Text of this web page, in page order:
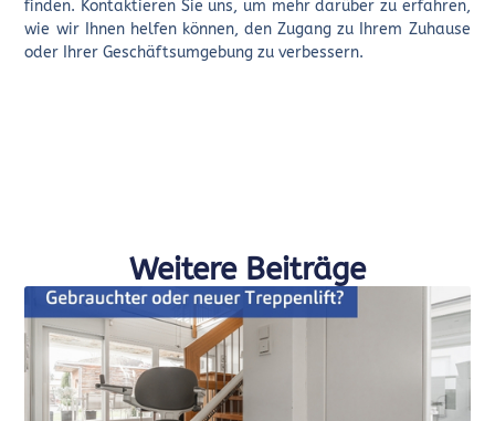
finden. Kontaktieren Sie uns, um mehr darüber zu erfahren,
wie wir Ihnen helfen können, den Zugang zu Ihrem Zuhause
oder Ihrer Geschäftsumgebung zu verbessern.
Weitere Beiträge